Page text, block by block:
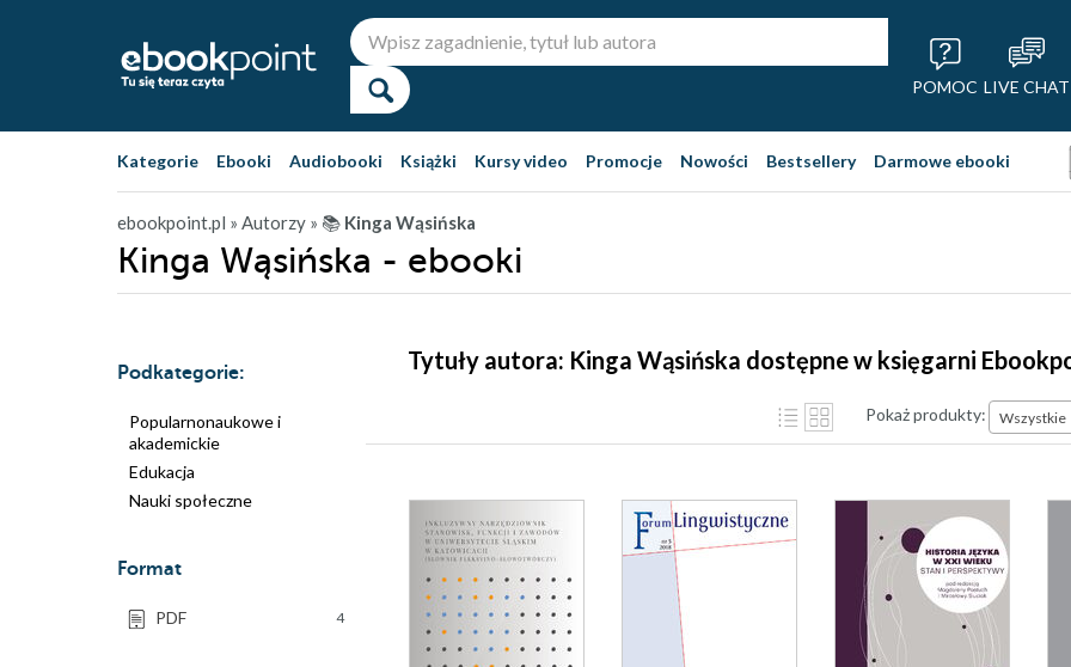
POMOC LIVE CHAT
Kategorie Ebooki Audiobooki Książki Kursy video Promocje Nowości Bestsellery Darmowe ebooki
ebookpoint.pl » Autorzy » 📚 Kinga Wąsińska
Kinga Wąsińska - ebooki
Podkategorie:
Popularnonaukowe i
akademickie
Edukacja
Nauki społeczne
Format
PDF 4
Tytuły autora: Kinga Wąsińska dostępne w księgarni
Pokaż produkty: Wszystkie